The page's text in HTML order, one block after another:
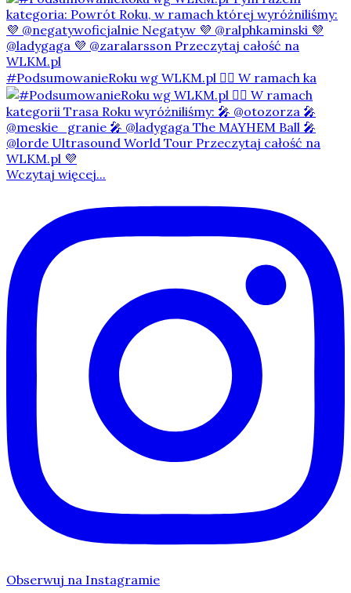
#PodsumowanieRoku wg WLKM.pl 👇🏻 W ramach ka
Wczytaj więcej...
Obserwuj na Instagramie